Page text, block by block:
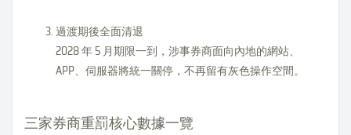
過渡期後全面清退
2028 年 5 月期限一到，涉事券商面向內地的網站、
APP、伺服器將統一關停，不再留有灰色操作空間。
三家券商重罰核心數據一覽